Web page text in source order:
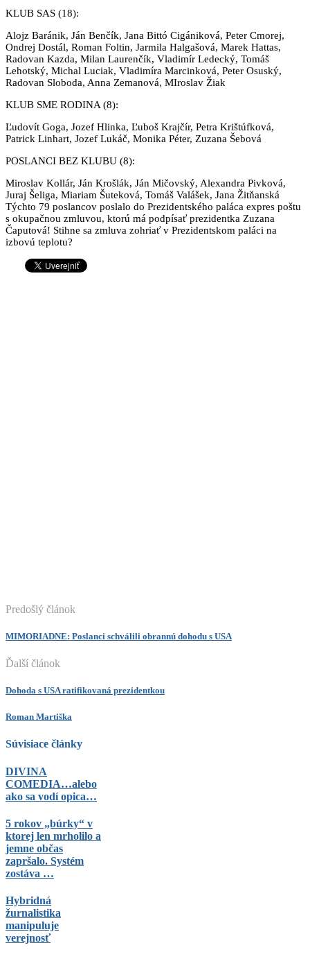
KLUB SAS (18):
Alojz Baránik, Ján Benčík, Jana Bittó Cigániková, Peter Cmorej,
Ondrej Dostál, Roman Foltin, Jarmila Halgašová, Marek Hattas,
Radovan Kazda, Milan Laurenčík, Vladimír Ledecký, Tomáš
Lehotský, Michal Luciak, Vladimíra Marcinková, Peter Osuský,
Radovan Sloboda, Anna Zemanová, MIroslav Žiak
KLUB SME RODINA (8):
Ľudovít Goga, Jozef Hlinka, Ľuboš Krajčír, Petra Krištúfková,
Patrick Linhart, Jozef Lukáč, Monika Péter, Zuzana Šebová
POSLANCI BEZ KLUBU (8):
Miroslav Kollár, Ján Krošlák, Ján Mičovský, Alexandra Pivková,
Juraj Šeliga, Miariam Šuteková, Tomáš Valášek, Jana Žitňanská
Týchto 79 poslancov poslalo do Prezidentského paláca expres poštu
s okupačnou zmluvou, ktorú má podpísať prezidentka Zuzana
Čaputová! Stihne sa zmluva zohriať v Prezidentskom paláci na
izbovú teplotu?
Predošlý článok
MIMORIADNE: Poslanci schválili obrannú dohodu s USA
Ďalší článok
Dohoda s USA ratifikovaná prezidentkou
Roman Martiška
Súvisiace články
DIVINA
COMEDIA…alebo
ako sa vodí opica…
5 rokov „búrky“ v
ktorej len mrholilo a
jemne občas
zapršalo. Systém
zostáva …
Hybridná
žurnalistika
manipuluje
verejnosť